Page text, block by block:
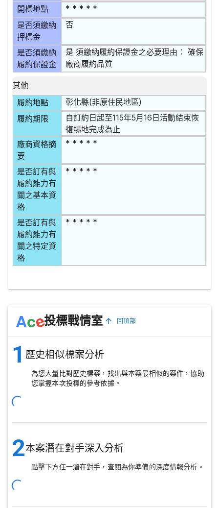
開標地點 * * * * *
是否須繳納
押標金
否
是否須繳納
履約保證金
是 須繳納履約保證金之必要理由： 確保
廠商履約品質
其他
履約地點
彰化縣(非原住民地區)
履約期限
自訂約日起至115年5月16日活動結束恢
復場地完成為止
廠商資格摘
要
* * * * *
是否訂有與
履約能力有
關之基本資
格
* * * * *
是否訂有與
履約能力有
關之特定資
格
* * * * *
Ace投標戰情室 回頂部
1 歷史相似標案分析
為您大量比對歷史標案，找出與本案最相似的案件，協助
您掌握本次投標的參考依據。
2本案潛在對手深入分析
點擊下方任一潛在對手，查閱為你準備的深度情報分析。